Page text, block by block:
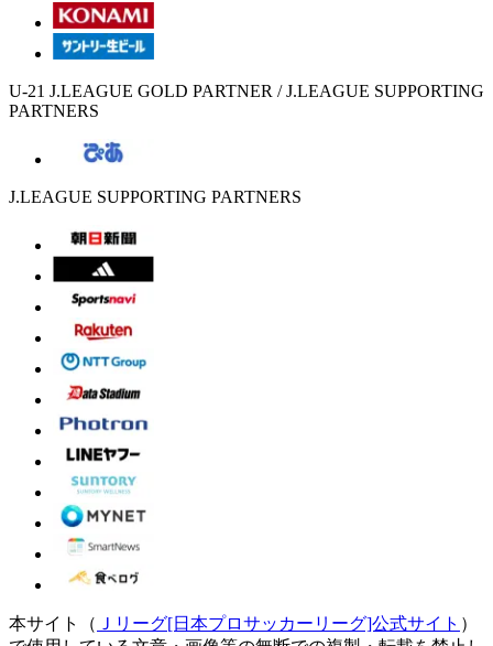
U-21 J.LEAGUE GOLD PARTNER / J.LEAGUE SUPPORTING
PARTNERS
J.LEAGUE SUPPORTING PARTNERS
本サイト（ Ｊリーグ[日本プロサッカーリーグ]公式サイト ）